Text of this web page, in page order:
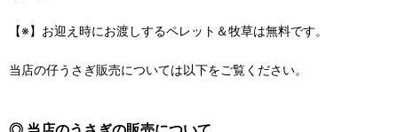
【※】お迎え時にお渡しするペレット＆牧草は無料です。
当店の仔うさぎ販売については以下をご覧ください。